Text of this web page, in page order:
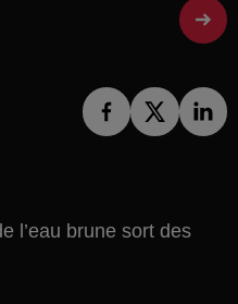
l’eau brune sort des